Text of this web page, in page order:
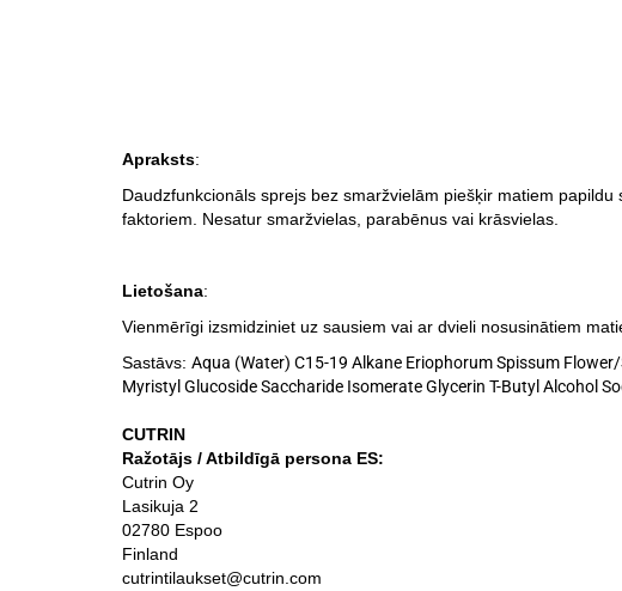
Apraksts:
Daudzfunkcionāls sprejs bez smaržvielām piešķir matiem
faktoriem. Nesatur smaržvielas, parabēnus vai krāsvielas.
Lietošana:
Vienmērīgi izsmidziniet uz sausiem vai ar dvieli nosusinātiem
Sastāvs: Aqua (Water) C15-19 Alkane Eriophorum Spissum
Myristyl Glucoside Saccharide Isomerate Glycerin T-Butyl Alcohol
CUTRIN
Ražotājs / Atbildīgā persona ES:
Cutrin Oy
Lasikuja 2
02780 Espoo
Finland
cutrintilaukset@cutrin.com